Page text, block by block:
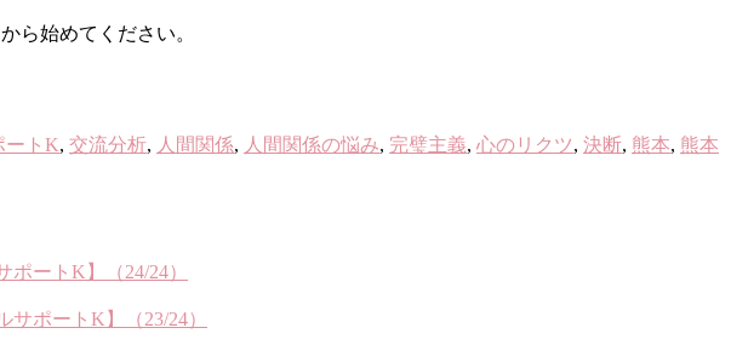
ら始めてください。
ートK, 交流分析, 人間関係, 人間関係の悩み, 完璧主義, 心のリクツ, 決断, 熊本, 熊本
ートK】（24/24）
ポートK】（23/24）